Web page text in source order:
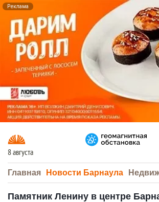
Реклама
8 августа
Главная Новости Барнаула
Памятник Ленину в центре